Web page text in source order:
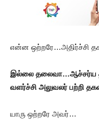
என்ன ஒற்றரே…அதிர்ச்சி
இல்லை தலைவா…ஆச்சர்ய
வளர்ச்சி அலுவலர் பற்றி
யாரு ஒற்றரே அவர்…